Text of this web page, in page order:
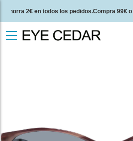
Ahorra 2€ en todos los pedidos.Compra 99€
2 años de garantía de calidad y 30 días de